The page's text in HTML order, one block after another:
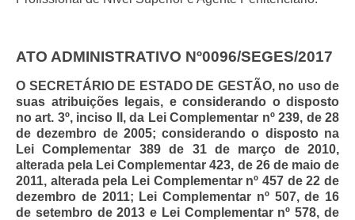
Filie-se
Notícias Gerais
Artigos
Esportes
Nota de Falecimento
ATO ADMINISTRATIVO Nº0096/SEGES/2017
O SECRETÁRIO DE ESTADO DE GESTÃO, no uso de
suas atribuições legais, e considerando o disposto
no art. 3º, inciso II, da Lei Complementar nº 239, de 28
de dezembro de 2005; considerando o disposto na
Lei Complementar 389 de 31 de março de 2010,
alterada pela Lei Complementar 423, de 26 de maio de
2011, alterada pela Lei Complementar nº 457 de 22 de
dezembro de 2011; Lei Complementar nº 507, de 16
de setembro de 2013 e Lei Complementar nº 578, de